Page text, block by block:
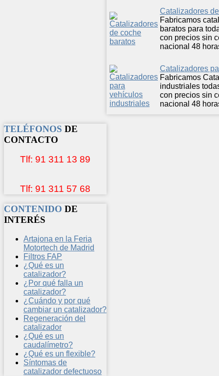
Catalizadores
Fabricamos
baratos para
con precios sin
nacional 48
Catalizadores
Fabricamos
industriales
con precios sin
nacional 48
TELÉFONOS DE
CONTACTO
Tlf: 91 311 13 89
Tlf: 91 311 57 68
CONTENIDO DE
INTERÉS
Artajona en la Feria
Motortech de Madrid
Filtros FAP
¿Qué es un
catalizador?
¿Por qué falla un
catalizador?
¿Cuándo y por qué
cambiar un catalizador?
Regeneración del
catalizador
¿Qué es un
caudalímetro?
¿Qué es un flexible?
Síntomas de
catalizador defectuoso